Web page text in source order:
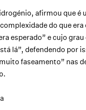
afirmou que é
do que era
esperado” e cujo
lá”, defendendo por
faseamento” nas